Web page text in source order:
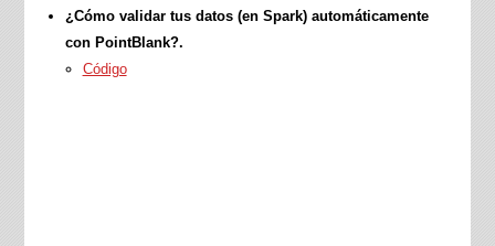
¿Cómo validar tus datos (en Spark) automáticamente
con PointBlank?.
Código